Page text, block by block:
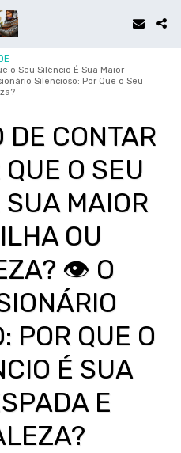
o Seu Silêncio É Sua Maior
Silencioso: Por Que o Seu
CONTAR
O SEU
MAIOR
OU
👁️ O
POR QUE O
É SUA
E